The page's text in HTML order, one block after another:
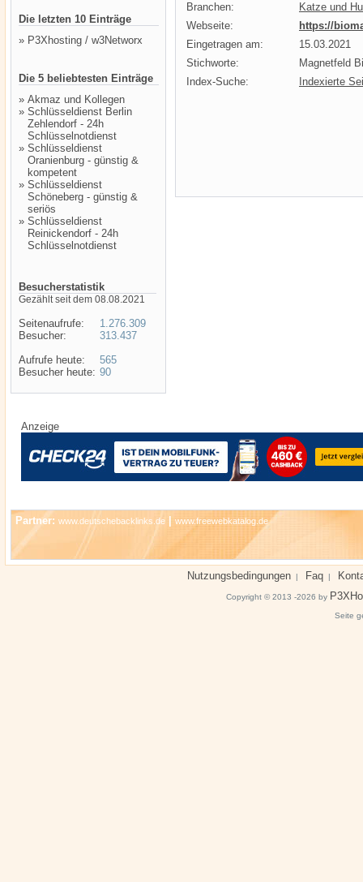
Die letzten 10 Einträge
» P3Xhosting / w3Networx
Die 5 beliebtesten Einträge
» Akmaz und Kollegen
» Schlüsseldienst Berlin
Zehlendorf - 24h
Schlüsselnotdienst
» Schlüsseldienst
Oranienburg - günstig &
kompetent
» Schlüsseldienst
Schöneberg - günstig &
seriös
» Schlüsseldienst
Reinickendorf - 24h
Schlüsselnotdienst
Besucherstatistik
Gezählt seit dem 08.08.2021
Seitenaufrufe:
Besucher:
Aufrufe heute:
Besucher heute:
1.276.309
313.437
565
90
Branchen:
Katze und
Webseite:
https://
Eingetragen am:
15.03.2021
Stichworte:
Magnetfeld
Index-Suche:
Indexierte
Anzeige
Partner: www.deutschebacklinks.de www.freewebkatalog.de
Nutzungsbedingungen | Faq |
Copyright © 2013 -2026 by
Seite